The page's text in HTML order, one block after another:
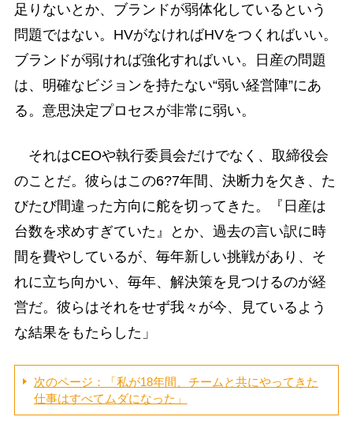
足りないとか、ブランドが弱体化しているという
問題ではない。HVがなければHVをつくればいい。
ブランドが弱ければ強化すればいい。日産の問題
は、明確なビジョンを持たない“弱い経営陣”にあ
る。意思決定プロセスが非常に弱い。
それはCEOや執行委員会だけでなく、取締役会
のことだ。彼らはこの6?7年間、決断力を欠き、た
びたび間違った方向に舵を切ってきた。『日産は
台数を求めすぎていた』とか、過去の言い訳に時
間を費やしているが、毎年新しい挑戦があり、そ
れに立ち向かい、毎年、解決策を見つけるのが経
営だ。彼らはそれをせず我々が今、見ているよう
な結果をもたらした」
次のページ：「私が18年間、チームと共にやってきた
仕事はすべてムダになった」